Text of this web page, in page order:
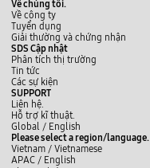
Về chúng tôi.
Về công ty
Tuyển dụng
Giải thường và chứng nhận
SDS Cập nhật
Phân tích thị trường
Tin tức
Các sự kiện
SUPPORT
Liên hệ.
Hỗ trợ kĩ thuật.
y
o
u
t
L
i
n
k
f
a
c
e
Global / English
Please select a region/language.
Vietnam / Vietnamese
APAC / English